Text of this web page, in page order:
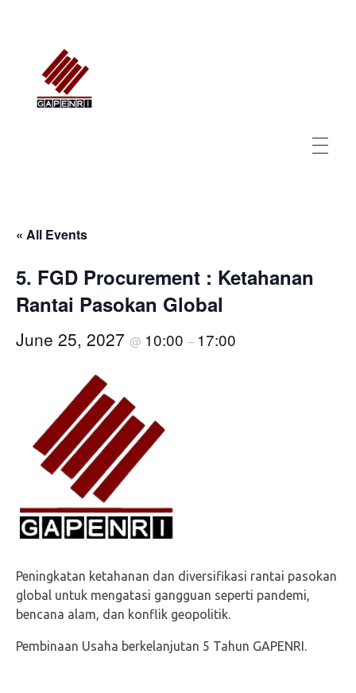
« All Events
5. FGD Procurement : Ketahanan
Rantai Pasokan Global
June 25, 2027 @ 10:00 – 17:00
Peningkatan ketahanan dan diversifikasi rantai pasokan
global untuk mengatasi gangguan seperti pandemi,
bencana alam, dan konflik geopolitik.
Pembinaan Usaha berkelanjutan 5 Tahun GAPENRI.